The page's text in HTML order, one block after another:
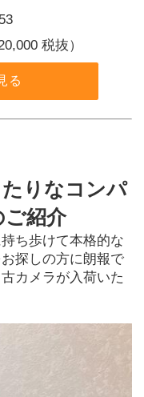
税抜）
る
りなコンパ
紹介
ち歩けて本格的な
探しの方に朗報で
カメラが入荷いた